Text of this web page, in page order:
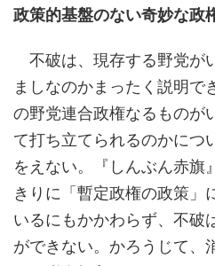
政策的基盤のない奇妙な政
不破は、現存する野党が
ましなのかまったく説明で
の野党連合政権なるものが
て打ち立てられるのかにつ
をえない。『しんぶん赤旗
きりに「暫定政権の政策」
いるにもかかわらず、不破
ができない。かろうじて、